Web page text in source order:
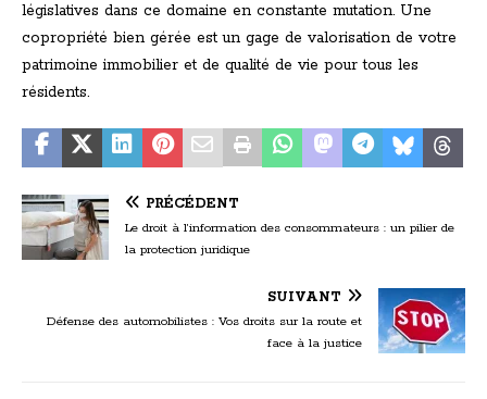
législatives dans ce domaine en constante mutation. Une
copropriété bien gérée est un gage de valorisation de votre
patrimoine immobilier et de qualité de vie pour tous les
résidents.
PRÉCÉDENT
Le droit à l’information des consommateurs : un pilier de
la protection juridique
SUIVANT
Défense des automobilistes : Vos droits sur la route et
face à la justice